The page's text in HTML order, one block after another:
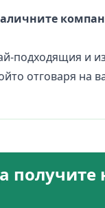
подходящия и
отговаря на